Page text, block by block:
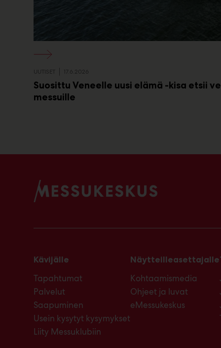
UUTISET 17.6.2026
Suosittu Veneelle uusi elämä -kisa etsii
messuille
Kävijälle
Tapahtumat
Palvelut
Saapuminen
Usein kysytyt kysymykset
Liity Messuklubiin
Näytteilleasettajalle
Kohtaamismedia
Ohjeet ja luvat
eMessukeskus